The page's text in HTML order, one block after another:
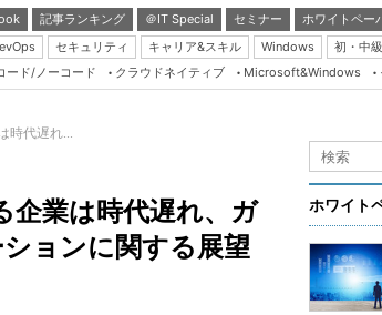
記事ランキング ＠IT Special セミナー
ホワイトペー
セキュリティ キャリア&スキル Windows 初・中
Server & Storage
Java Agile
Database Expert
ード/ノーコード クラウドネイティブ Microsoft&Windows
時代遅れ...
企業は時代遅れ、ガ
ョンに関する展望
ホワイト